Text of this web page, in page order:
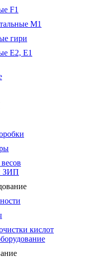
F1
М1
гири
E2, Е1
ЗИП
кислот